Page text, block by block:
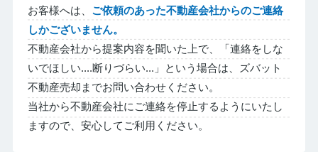
お客様へは、 ご依頼のあった不動産会社からのご連絡
しかございません。
不動産会社から提案内容を聞いた上で、「連絡をしな
いでほしい....断りづらい...」という場合は、ズバット
不動産売却までお問い合わせください。
当社から不動産会社にご連絡を停止するようにいたし
ますので、安心してご利用ください。